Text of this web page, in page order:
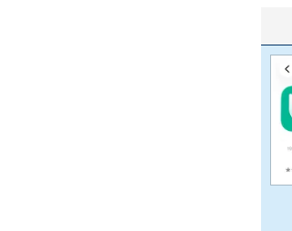
مردی که سر خم نکرد؟ | غلامرضا تختی و